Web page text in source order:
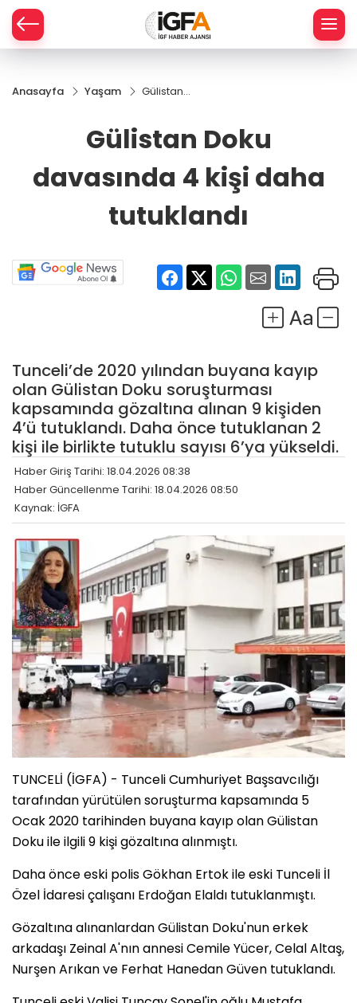
Anasayfa Yaşam
Gülistan
4 kişi daha
Gülistan Doku
davasında 4 kişi daha
tutuklandı
Tunceli’de 2020 yılından buyana kayıp
olan Gülistan Doku soruşturması
kapsamında gözaltına alınan 9 kişiden
4’ü tutuklandı. Daha önce tutuklanan 2
kişi ile birlikte tutuklu sayısı 6’ya yükseldi.
Haber Giriş Tarihi: 18.04.2026 08:38
Haber Güncellenme Tarihi: 18.04.2026 08:50
Kaynak: İGFA
TUNCELİ (İGFA) - Tunceli Cumhuriyet Başsavcılığı
tarafından yürütülen soruşturma kapsamında 5
Ocak 2020 tarihinden buyana kayıp olan Gülistan
Doku ile ilgili 9 kişi gözaltına alınmıştı.
Daha önce eski polis Gökhan Ertok ile eski Tunceli İl
Özel İdaresi çalışanı Erdoğan Elaldı tutuklanmıştı.
Gözaltına alınanlardan Gülistan Doku'nun erkek
arkadaşı Zeinal A'nın annesi Cemile Yücer, Celal Altaş,
Nurşen Arıkan ve Ferhat Hanedan Güven tutuklandı.